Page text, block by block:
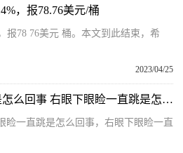
，报78.76美元/桶
报78 76美元 桶。本文到此结束，希
2023/04/25
女士右眼下眼睑一直跳是怎么回事 右眼下眼睑一直跳是怎么回事
睑一直跳是怎么回事，右眼下眼睑一直